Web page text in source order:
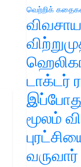
வெற்றிக்
டாக்டர்
மூலம்
வருவார்